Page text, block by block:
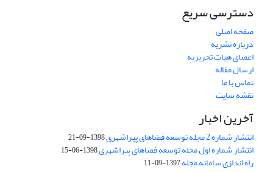
دسترسی سریع
صفحه اصلی
درباره نشریه
اعضای هیات تحریریه
ارسال مقاله
تماس با ما
نقشه سایت
آخرین اخبار
انتشار شماره 2 مجله توسعه فضاهای پیراشهری 1398-09-21
انتشار شماره اول مجله توسعه فضاهای پیراشهری1398-06-15
راه اندازی سامانه مجله1397-09-11